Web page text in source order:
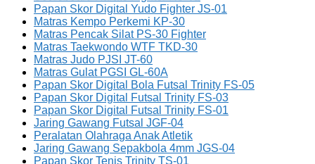
Papan Skor Digital Yudo Fighter JS-01
Matras Kempo Perkemi KP-30
Matras Pencak Silat PS-30 Fighter
Matras Taekwondo WTF TKD-30
Matras Judo PJSI JT-60
Matras Gulat PGSI GL-60A
Papan Skor Digital Bola Futsal Trinity FS-05
Papan Skor Digital Futsal Trinity FS-03
Papan Skor Digital Futsal Trinity FS-01
Jaring Gawang Futsal JGF-04
Peralatan Olahraga Anak Atletik
Jaring Gawang Sepakbola 4mm JGS-04
Papan Skor Tenis Trinity TS-01